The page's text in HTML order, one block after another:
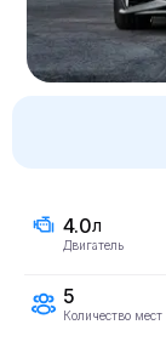
4.0л
Двигатель
5
Количество мест